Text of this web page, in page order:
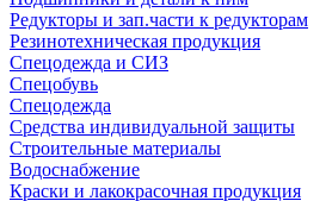
Редукторы и зап.части к редукторам
Резинотехническая продукция
Спецодежда и СИЗ
Спецобувь
Спецодежда
Средства индивидуальной защиты
Строительные материалы
Водоснабжение
Краски и лакокрасочная продукция